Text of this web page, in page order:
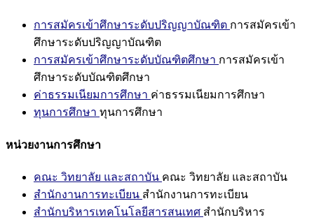
การสมัครเข้าศึกษาระดับปริญญาบัณฑิต การสมัครเข้า
ศึกษาระดับปริญญาบัณฑิต
การสมัครเข้าศึกษาระดับบัณฑิตศึกษา การสมัครเข้า
ศึกษาระดับบัณฑิตศึกษา
ค่าธรรมเนียมการศึกษา ค่าธรรมเนียมการศึกษา
ทุนการศึกษา ทุนการศึกษา
หน่วยงานการศึกษา
คณะ วิทยาลัย และสถาบัน คณะ วิทยาลัย และสถาบัน
สำนักงานการทะเบียน สำนักงานการทะเบียน
สำนักบริหารเทคโนโลยีสารสนเทศ สำนักบริหาร